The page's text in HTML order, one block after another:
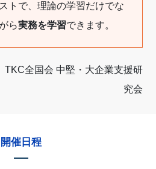
トで、理論の学習だけでな
ら実務を学習できます。
TKC全国会 中堅・大企業支援研
究会
開催日程